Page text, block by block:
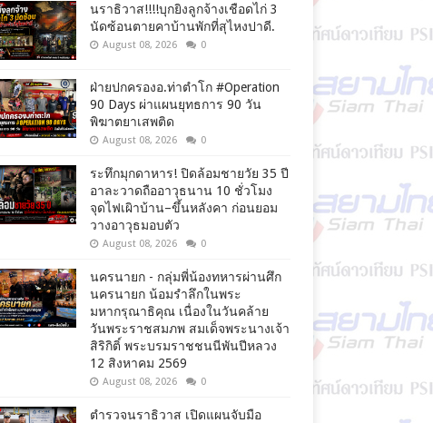
นราธิวาส!!!!บุกยิงลูกจ้างเชือดไก่ 3
นัดซ้อนตายคาบ้านพักที่สุไหงปาดี.
August 08, 2026 0
ฝ่ายปกครองอ.ท่าตำโก #Operation
90 Days ผ่าแผนยุทธการ 90 วัน
พิฆาตยาเสพติด
August 08, 2026 0
ระทึกมุกดาหาร! ปิดล้อมชายวัย 35 ปี
อาละวาดถืออาวุธนาน 10 ชั่วโมง
จุดไฟเผิาบ้าน–ขึ้นหลังคา ก่อนยอม
วางอาวุธมอบตัว
August 08, 2026 0
นครนายก - กลุ่มพี่น้องทหารผ่านศึก
นครนายก น้อมรำลึกในพระ
มหากรุณาธิคุณ เนื่องในวันคล้าย
วันพระราชสมภพ สมเด็จพระนางเจ้า
สิริกิติ์ พระบรมราชชนนีพันปีหลวง
12 สิงหาคม 2569
August 08, 2026 0
ตำรวจนราธิวาส เปิดแผนจับมือ